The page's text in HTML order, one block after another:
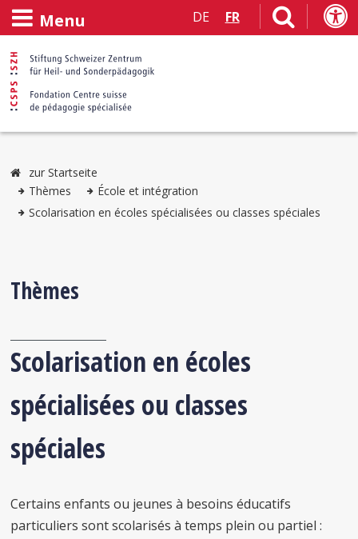
Menu DE FR
zur Startseite
Thèmes
École et intégration
Scolarisation en écoles spécialisées ou classes spéciales
Thèmes
Scolarisation en écoles
spécialisées ou classes
spéciales
Certains enfants ou jeunes à besoins éducatifs
particuliers sont scolarisés à temps plein ou partiel :